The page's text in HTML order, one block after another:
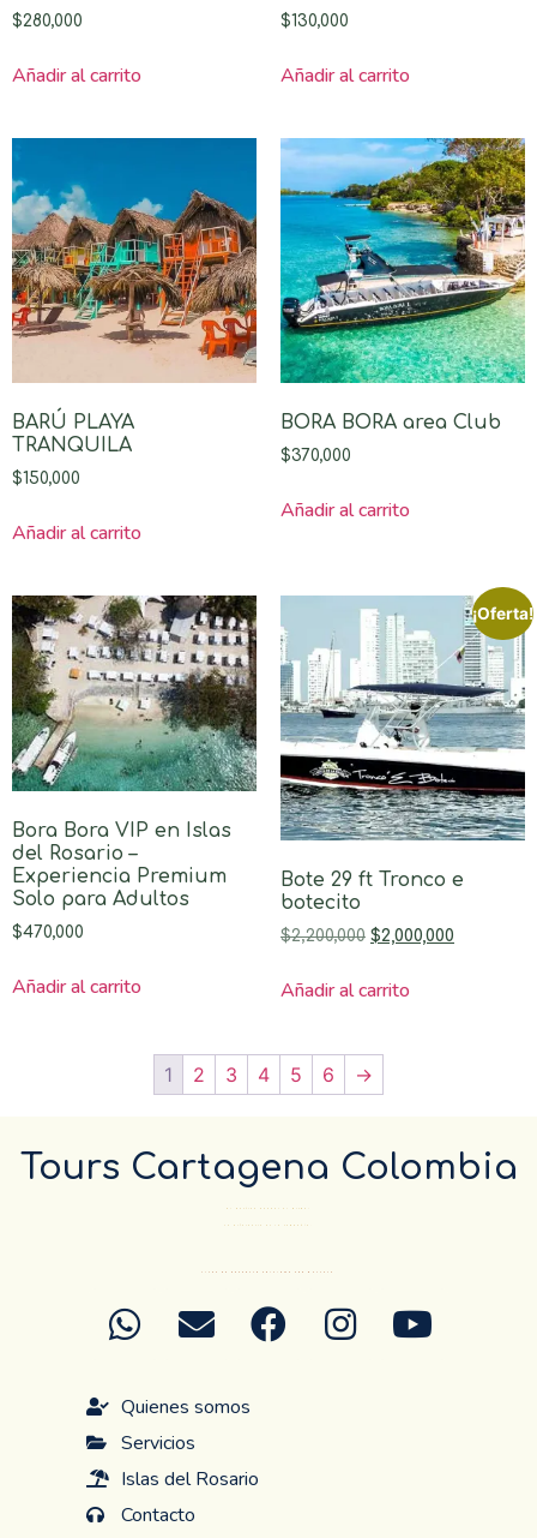
$280,000
Añadir al carrito
$130,000
Añadir al carrito
BARÚ PLAYA
TRANQUILA
$150,000
Añadir al carrito
BORA BORA area Club
$370,000
Añadir al carrito
Bora Bora VIP en Islas
del Rosario –
Experiencia Premium
Solo para Adultos
$470,000
Añadir al carrito
¡Oferta!
Bote 29 ft Tronco e
botecito
$2,200,000 $2,000,000
Añadir al carrito
1 2 3 4 5 6 →
Tours Cartagena Colombia
Quienes somos
Servicios
Islas del Rosario
Contacto